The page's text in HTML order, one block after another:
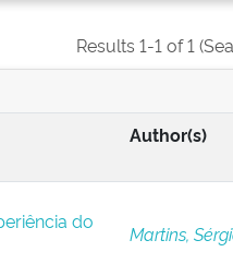
Results 1-1 of 1
Author(s)
do
Martins,